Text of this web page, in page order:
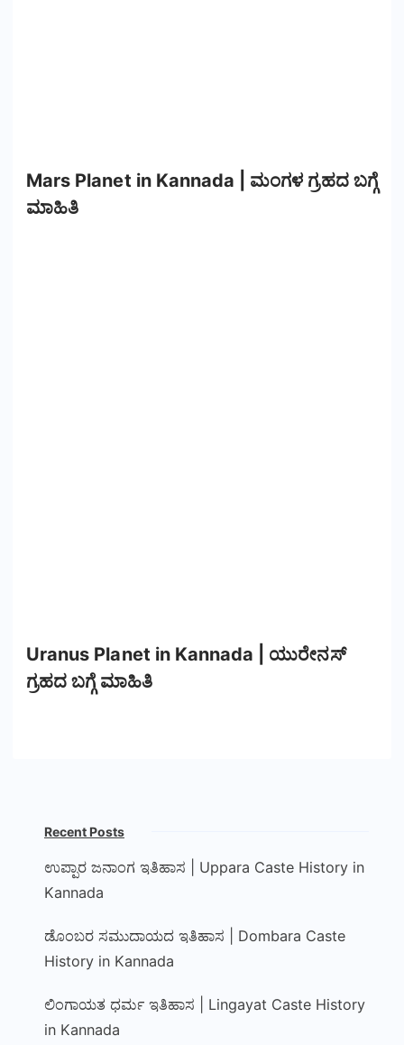
Mars Planet in Kannada | ಮಂಗಳ ಗ್ರಹದ ಬಗ್ಗೆ
ಮಾಹಿತಿ
Uranus Planet in Kannada | ಯುರೇನಸ್
ಗ್ರಹದ ಬಗ್ಗೆ ಮಾಹಿತಿ
Recent Posts
ಉಪ್ಪಾರ ಜನಾಂಗ ಇತಿಹಾಸ | Uppara Caste History in
Kannada
ಡೊಂಬರ ಸಮುದಾಯದ ಇತಿಹಾಸ | Dombara Caste
History in Kannada
ಲಿಂಗಾಯತ ಧರ್ಮ ಇತಿಹಾಸ | Lingayat Caste History
in Kannada